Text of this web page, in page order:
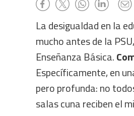
La desigualdad en la
mucho antes de la
Enseñanza Básica.
Específicamente, en
pero profunda: no
salas cuna reciben el